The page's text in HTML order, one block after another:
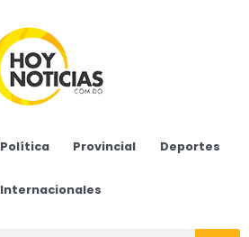
Política Provincial Deportes
Internacionales